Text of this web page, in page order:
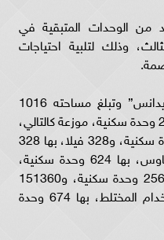
الوحدات المتبقية في
وذلك لتلبية احتياجات
والحي السكني الثالث “كابيتال ريزيدانس” وتبلغ مساحته 1016
فدانًا، وبه 8 مجاورات، تضم 24130 وحدة سكنية، موزعة كالتالي،
697 عمارة سكنية، بها 19944 وحدة سكنية، و328 فيلا، بها 328
وحدة سكنية، و157 مبنى تاون هاوس، بها 624 وحدة سكنية،
و64 مبنى “سكني مختلط”، بها 2560 وحدة سكنية، و151360
م2 تجارى وإداري، و9 مبانٍ للاستخدام المختلط، بها 674 وحدة